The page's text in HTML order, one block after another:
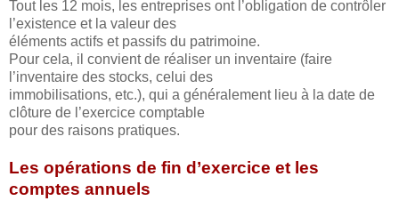
Tout les 12 mois, les entreprises ont l’obligation de contrôler
l’existence et la valeur des
éléments actifs et passifs du patrimoine.
Pour cela, il convient de réaliser un inventaire (faire
l’inventaire des stocks, celui des
immobilisations, etc.), qui a généralement lieu à la date de
clôture de l’exercice comptable
pour des raisons pratiques.
Les opérations de fin d’exercice et les
comptes annuels